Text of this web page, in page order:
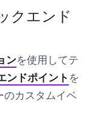
クエンド
ンを使用してテ
ンドポイント を
のカスタムイベ